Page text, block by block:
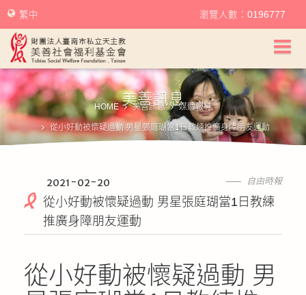
美善社會福利基金會首頁
關於美善
美善服務
幫助美善
捐款徵信
繁中 瀏覽人數：0196777
美善訊息
HOME 美善訊息 媒體報導
從小好動被懷疑過動 男星張庭瑚當1日教練推廣身障朋友運動
自由時報
2021-02-20
從小好動被懷疑過動 男星張庭瑚當1日教練
推廣身障朋友運動
從小好動被懷疑過動 男